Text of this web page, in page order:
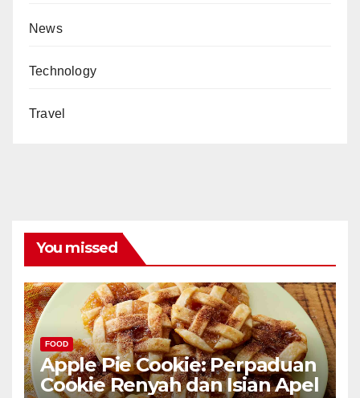
News
Technology
Travel
You missed
FOOD
Apple Pie Cookie: Perpaduan
Cookie Renyah dan Isian Apel